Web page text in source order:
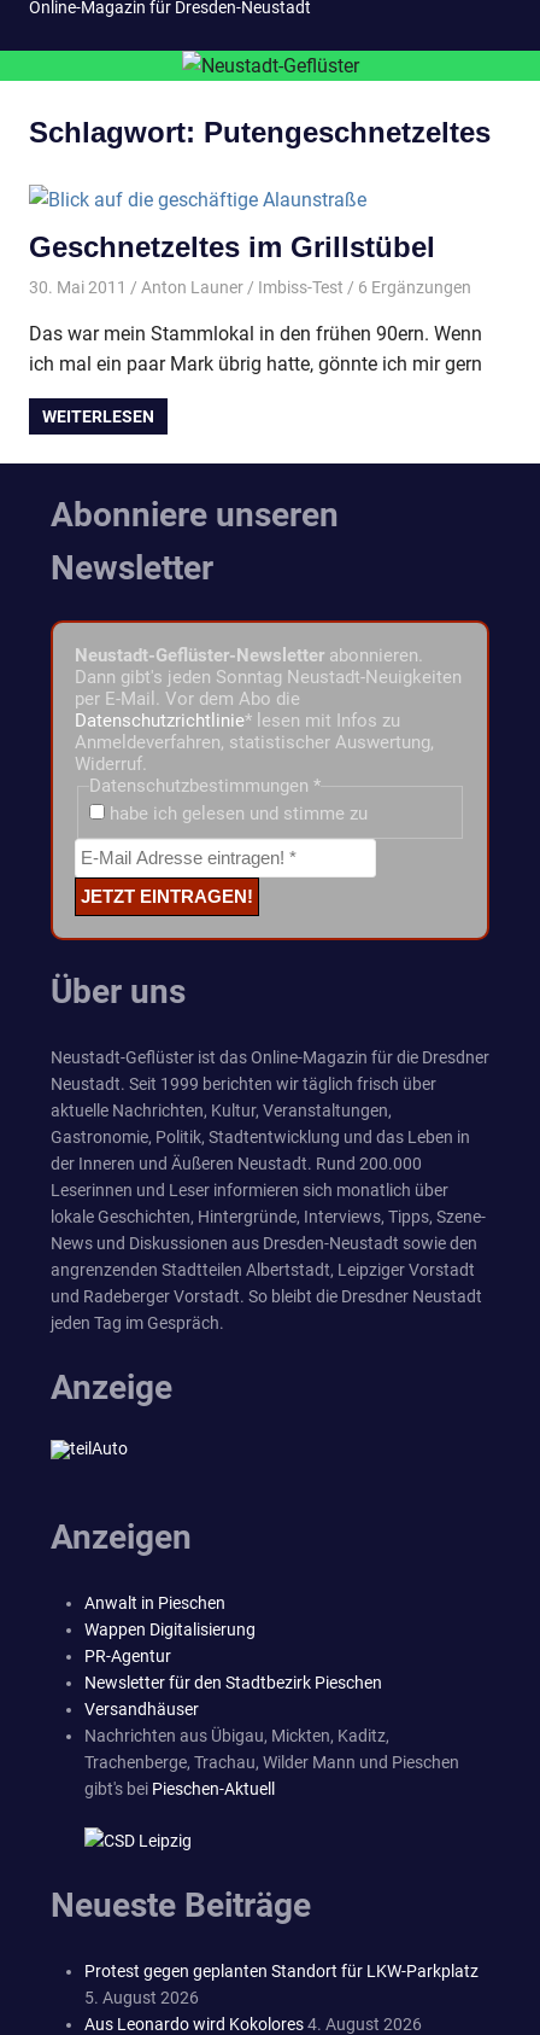
Online-Magazin für Dresden-Neustadt
Schlagwort: Putengeschnetzeltes
Geschnetzeltes im Grillstübel
30. Mai 2011 Anton Launer Imbiss-Test / 6 Ergänzungen
Das war mein Stammlokal in den frühen 90ern. Wenn
ich mal ein paar Mark übrig hatte, gönnte ich mir gern
WEITERLESEN
Abonniere unseren
Newsletter
Neustadt-Geflüster-Newsletter abonnieren.
Dann gibt's jeden Sonntag Neustadt-Neuigkeiten
per E-Mail. Vor dem Abo die
Datenschutzrichtlinie* lesen mit Infos zu
Anmeldeverfahren, statistischer Auswertung,
Widerruf.
Datenschutzbestimmungen *
habe ich gelesen und stimme zu
Über uns
Neustadt-Geflüster ist das Online-Magazin für die Dresdner
Neustadt. Seit 1999 berichten wir täglich frisch über
aktuelle Nachrichten, Kultur, Veranstaltungen,
Gastronomie, Politik, Stadtentwicklung und das Leben in
der Inneren und Äußeren Neustadt. Rund 200.000
Leserinnen und Leser informieren sich monatlich über
lokale Geschichten, Hintergründe, Interviews, Tipps, Szene-
News und Diskussionen aus Dresden-Neustadt sowie den
angrenzenden Stadtteilen Albertstadt, Leipziger Vorstadt
und Radeberger Vorstadt. So bleibt die Dresdner Neustadt
jeden Tag im Gespräch.
Anzeige
Anzeigen
Anwalt in Pieschen
Wappen Digitalisierung
PR-Agentur
Newsletter für den Stadtbezirk Pieschen
Versandhäuser
Nachrichten aus Übigau, Mickten, Kaditz,
Trachenberge, Trachau, Wilder Mann und Pieschen
gibt's bei Pieschen-Aktuell
Neueste Beiträge
Protest gegen geplanten Standort für LKW-Parkplatz
5. August 2026
Aus Leonardo wird Kokolores4. August 2026